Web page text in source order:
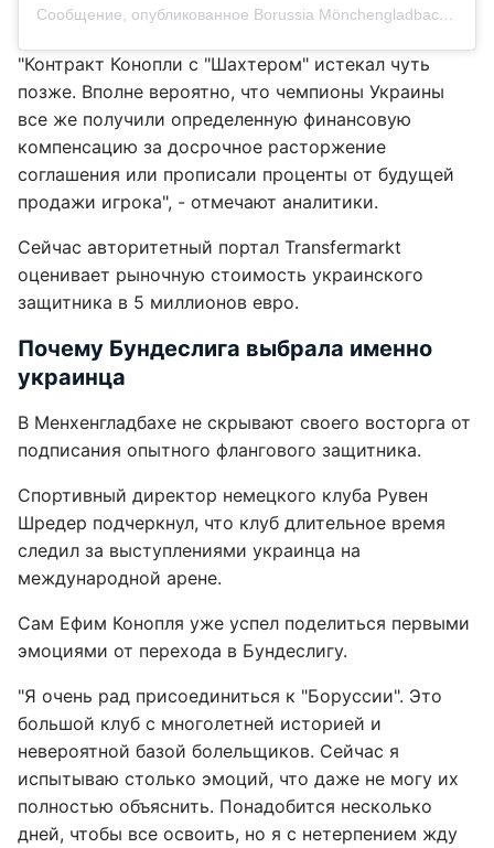
Сообщение, опубликованное Borussia Mönchengladbach Bundesliga (@borussia)
"Контракт Конопли с "Шахтером" истекал чуть
позже. Вполне вероятно, что чемпионы Украины
все же получили определенную финансовую
компенсацию за досрочное расторжение
соглашения или прописали проценты от будущей
продажи игрока", - отмечают аналитики.
Сейчас авторитетный портал Transfermarkt
оценивает рыночную стоимость украинского
защитника в 5 миллионов евро.
Почему Бундеслига выбрала именно
украинца
В Менхенгладбахе не скрывают своего восторга от
подписания опытного флангового защитника.
Спортивный директор немецкого клуба Рувен
Шредер подчеркнул, что клуб длительное время
следил за выступлениями украинца на
международной арене.
Сам Ефим Конопля уже успел поделиться первыми
эмоциями от перехода в Бундеслигу.
"Я очень рад присоединиться к "Боруссии". Это
большой клуб с многолетней историей и
невероятной базой болельщиков. Сейчас я
испытываю столько эмоций, что даже не могу их
полностью объяснить. Понадобится несколько
дней, чтобы все освоить, но я с нетерпением жду